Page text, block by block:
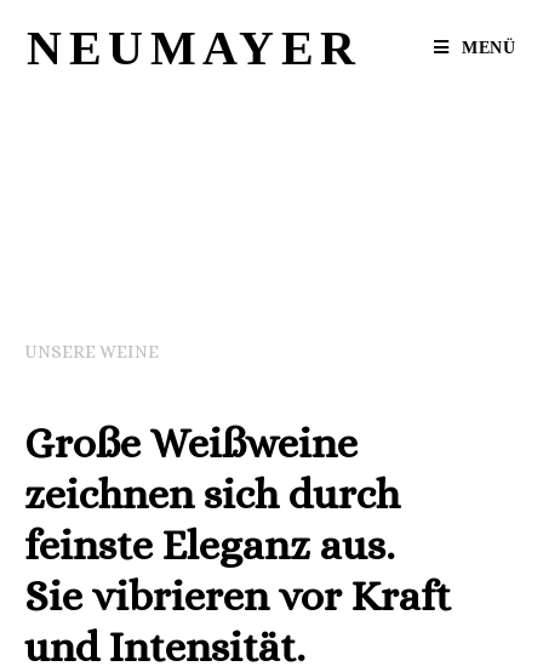
NEUMAYER MENÜ
UNSERE WEINE
Große Weißweine
zeichnen sich durch
feinste Eleganz aus.
Sie vibrieren vor Kraft
und Intensität.